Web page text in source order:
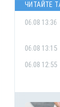
ЧИТАЙТЕ
06.08 13:36
06.08 13:15
06.08 12:55